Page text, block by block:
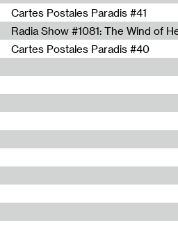
Cartes Postales Paradis #41
Cartes Postales Paradis #40